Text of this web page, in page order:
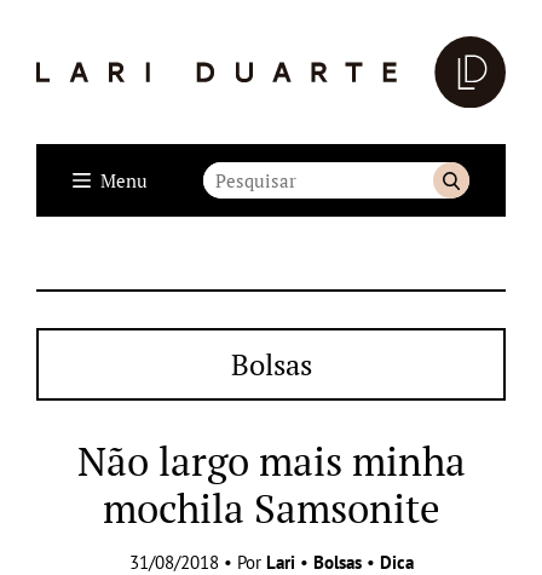
Menu
Bolsas
Não largo mais minha
mochila Samsonite
31/08/2018 • Por Lari • Bolsas• Dica